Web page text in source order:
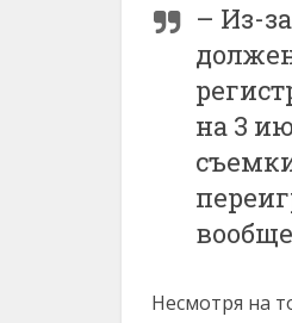
– Из-
на 3
Несмотря на